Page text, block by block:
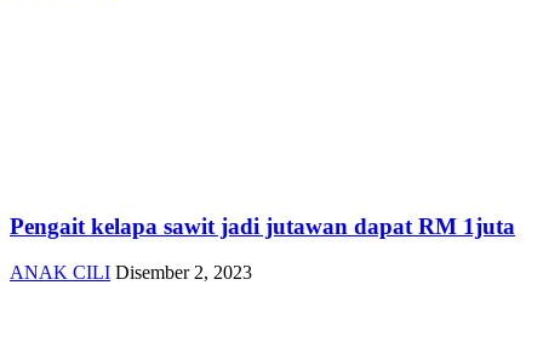
Pengait kelapa sawit jadi jutawan dapat RM 1juta
ANAK CILI Disember 2, 2023